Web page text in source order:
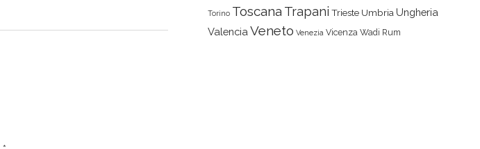
Torino Toscana Trapani Trieste Umbria Ungheria
Valencia Veneto Venezia Vicenza Wadi Rum